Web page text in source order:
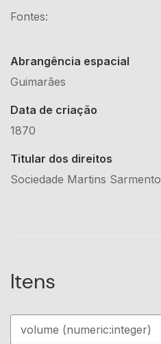
Fontes:
Abrangência espacial
Guimarães
Data de criação
1870
Titular dos direitos
Sociedade Martins Sarmento
Itens